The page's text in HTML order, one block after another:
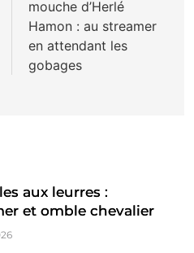
mouche d’Herlé
Hamon : au streamer
en attendant les
gobages
aux leurres :
et omble chevalier